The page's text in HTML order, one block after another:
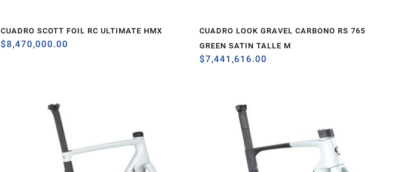
CUADRO SCOTT FOIL RC ULTIMATE HMX
$8,470,000.00
CUADRO LOOK GRAVEL CARBONO RS 765
GREEN SATIN TALLE M
$7,441,616.00